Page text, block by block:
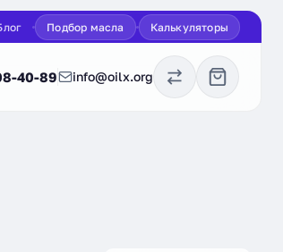
Подбор масла Калькуляторы
40-89 info@oilx.org